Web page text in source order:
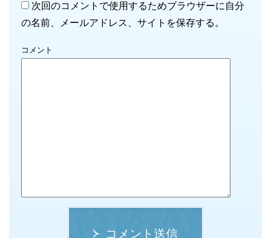
次回のコメントで使用するためブラウザーに自分
の名前、メールアドレス、サイトを保存する。
コメント
コメント送信